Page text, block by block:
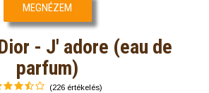
MEGNÉZEM
- J' adore (eau de
parfum)
(226 értékelés)